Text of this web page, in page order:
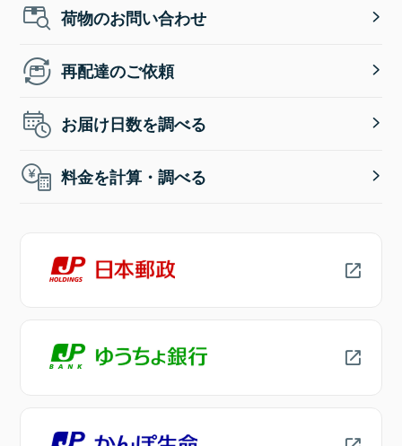
荷物のお問い合わせ
再配達のご依頼
お届け日数を調べる
料金を計算・調べる